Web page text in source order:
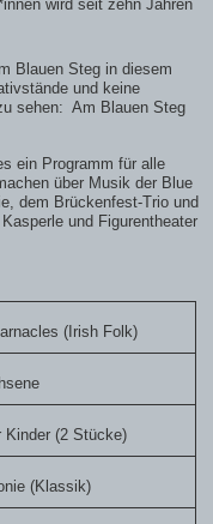
wird seit zehn Jahren
Blauen Steg in diesem
und keine
sehen: Am Blauen Steg
ein Programm für alle
über Musik der Blue
dem Brückenfest-Trio und
und Figurentheater
(Irish Folk)
Kinder (2 Stücke)
(Klassik)